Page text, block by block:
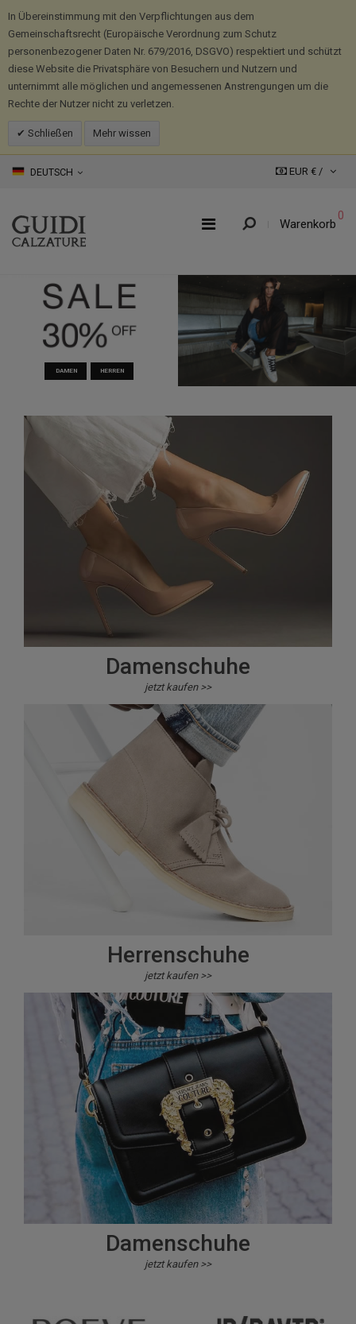
In Übereinstimmung mit den Verpflichtungen aus dem
Gemeinschaftsrecht (Europäische Verordnung zum Schutz
personenbezogener Daten Nr. 679/2016, DSGVO) respektiert und schützt
diese Website die Privatsphäre von Besuchern und Nutzern und
unternimmt alle möglichen und angemessenen Anstrengungen um die
Rechte der Nutzer nicht zu verletzen.
Schließen Mehr wissen
DEUTSCH EUR € /
Warenkorb
0
DAMEN HERREN
Damenschuhe
jetzt kaufen >>
Herrenschuhe
jetzt kaufen >>
Damenschuhe
jetzt kaufen >>